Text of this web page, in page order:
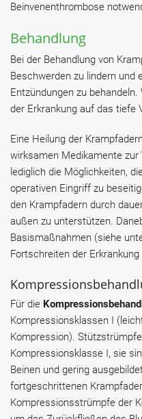
Beinvenenthrombose
Behandlung
Bei der Behandlung von
Beschwerden zu lindern und
Entzündungen zu
der Erkrankung auf das tiefe
Eine Heilung der
wirksamen Medikamente
lediglich die Möglichkeiten,
operativen Eingriff zu
den Krampfadern durch
außen zu unterstützen.
Basismaßnahmen (siehe
Fortschreiten der Erkrankung
Für die
Kompressionsklassen I
Kompression).
Kompressionsklasse I, sie
Beinen und gering
fortgeschrittenen
Kompressionsstrümpfe der